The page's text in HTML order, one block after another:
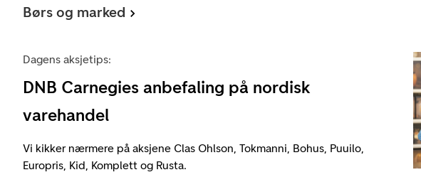
Børs og marked
Dagens aksjetips:
DNB Carnegies anbefaling på nordisk
varehandel
Vi kikker nærmere på aksjene Clas Ohlson, Tokmanni, Bohus, Puuilo,
Europris, Kid, Komplett og Rusta.